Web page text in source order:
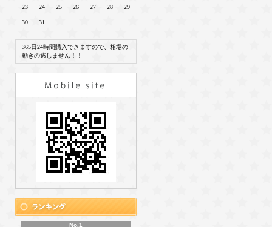
23 24 25 26 27 28 29
30 31
365日24時間購入できますので、相場の
動きの逃しません！！
No.1